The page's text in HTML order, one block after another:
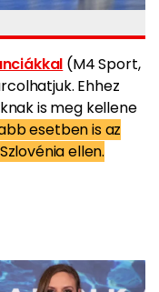
(M4 Sport,
Ehhez
is meg kellene
esetben is az
ellen.